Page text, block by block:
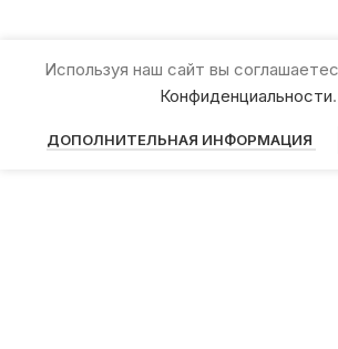
Конфиденциальности.
ДОПОЛНИТЕЛЬНАЯ ИНФОРМАЦИЯ